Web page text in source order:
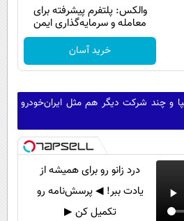
والکس: پلتفرم پیشرفته برای
معامله و سرمایه‌گذاری ایمن
خرید آسان
و چند شرکت دیگر هم مثل ایران‌خودرو
درد زانو رو برای همیشه از
یادت ببر! ◀ پرسش‌نامه رو
تکمیل کن ▶